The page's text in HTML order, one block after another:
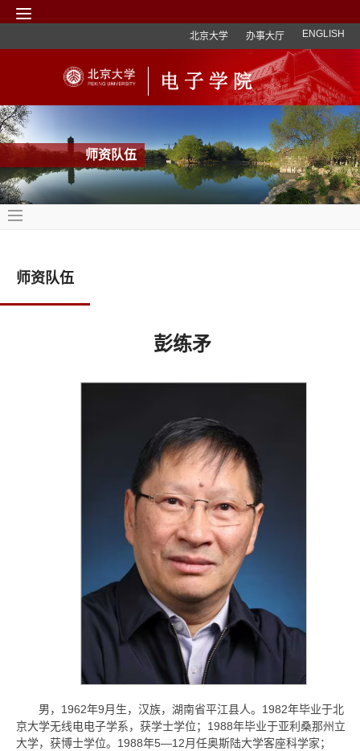
北京大学 办事大厅 ENGLISH
师资队伍
师资队伍
彭练矛
男，1962年9月生，汉族，湖南省平江县人。1982年毕业于北
京大学无线电电子学系，获学士学位；1988年毕业于亚利桑那州立
大学，获博士学位。1988年5—12月任奥斯陆大学客座科学家；